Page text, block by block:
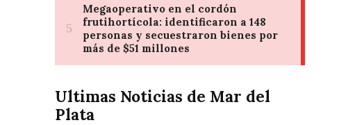
Ultimas Noticias de Mar del
Plata